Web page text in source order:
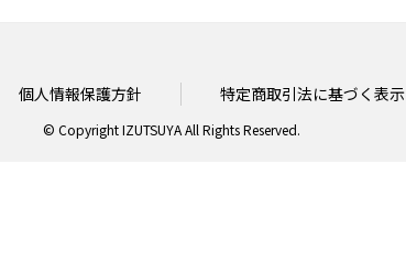
個人情報保護方針 特定商取引法に基づく表示
© Copyright IZUTSUYA All Rights Reserved.